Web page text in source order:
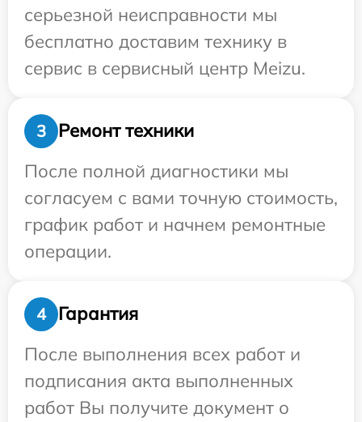
серьезной неисправности мы
бесплатно доставим технику в
сервис в сервисный центр Meizu.
3
Ремонт техники
После полной диагностики мы
согласуем с вами точную стоимость,
график работ и начнем ремонтные
операции.
4
Гарантия
После выполнения всех работ и
подписания акта выполненных
работ Вы получите документ о